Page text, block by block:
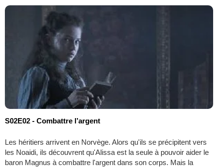
S02E02 - Combattre l’argent
Les héritiers arrivent en Norvège. Alors qu'ils se précipitent vers
les Noaidi, ils découvrent qu'Alissa est la seule à pouvoir aider le
baron Magnus à combattre l'argent dans son corps. Mais la